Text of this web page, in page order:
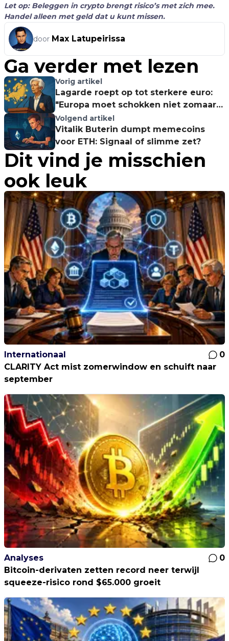
Let op: Beleggen in crypto brengt risico’s met zich mee.
Handel alleen met geld dat u kunt missen.
door Max Latupeirissa
Ga verder met lezen
Vorig artikel
Lagarde roept op tot sterkere euro:
"Europa moet schokken niet zomaar
opvangen"
Volgend artikel
Vitalik Buterin dumpt memecoins
voor ETH: Signaal of slimme zet?
Dit vind je misschien
ook leuk
Internationaal
0
CLARITY Act mist zomerwindow en schuift naar
september
Analyses
0
Bitcoin-derivaten zetten record neer terwijl
squeeze-risico rond $65.000 groeit